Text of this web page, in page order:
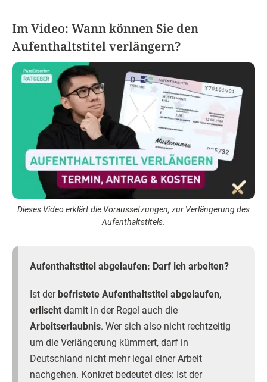
Im Video: Wann können Sie den
Aufenthaltstitel verlängern?
Dieses Video erklärt die Voraussetzungen, zur Verlängerung des
Aufenthaltstitels.
Aufenthaltstitel abgelaufen: Darf ich arbeiten?
Ist derbefristete Aufenthaltstitel abgelaufen,
erlischt damit in der Regel auch die
Arbeitserlaubnis. Wer sich also nicht rechtzeitig
um die Verlängerung kümmert, darf in
Deutschland nicht mehr legal einer Arbeit
nachgehen. Konkret bedeutet dies: Ist der